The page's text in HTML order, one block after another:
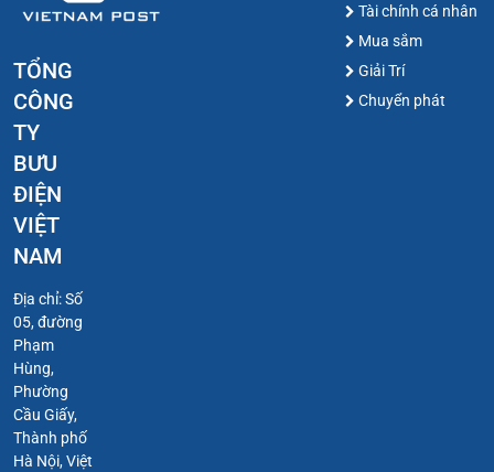
TỔNG
CÔNG
TY
BƯU
ĐIỆN
VIỆT
NAM
Địa chỉ: Số
05, đường
Phạm
Hùng,
Phường
Cầu Giấy,
Thành phố
Hà Nội, Việt
Tài chính cá nhân
Mua sắm
Giải Trí
Chuyển phát